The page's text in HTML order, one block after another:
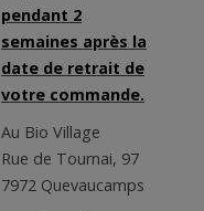
pendant 2
semaines après la
date de retrait de
votre commande.
Au Bio Village
Rue de Tournai, 97
7972 Quevaucamps